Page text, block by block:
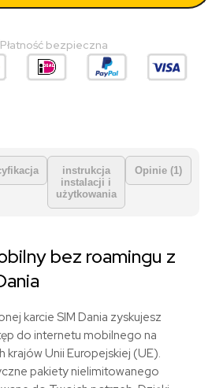
Płatność bezpieczna
instrukcja
instalacji i
użytkowania
Opinie (1)
bez roamingu z
karcie SIM Dania zyskujesz
do internetu mobilnego na
krajów Unii Europejskiej (UE).
pakiety nielimitowanego